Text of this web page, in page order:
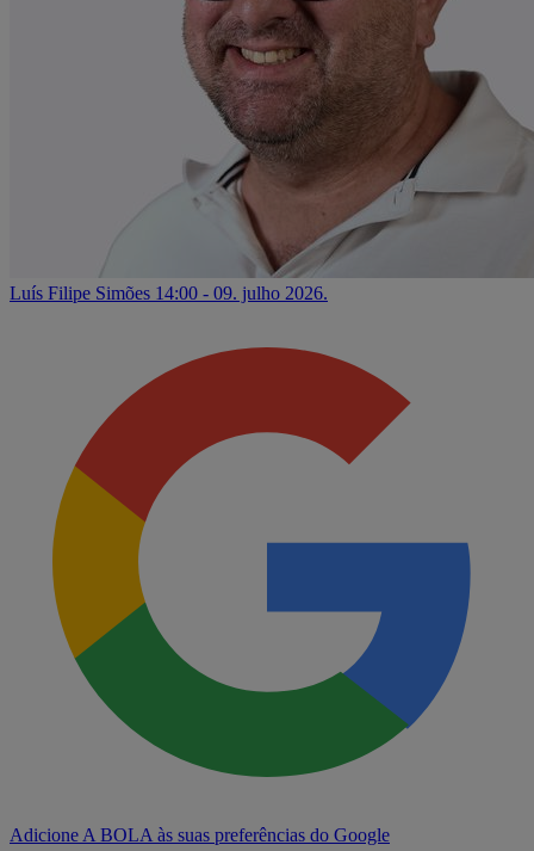
Luís Filipe Simões 14:00 - 09. julho 2026.
Adicione A BOLA às suas preferências do Google